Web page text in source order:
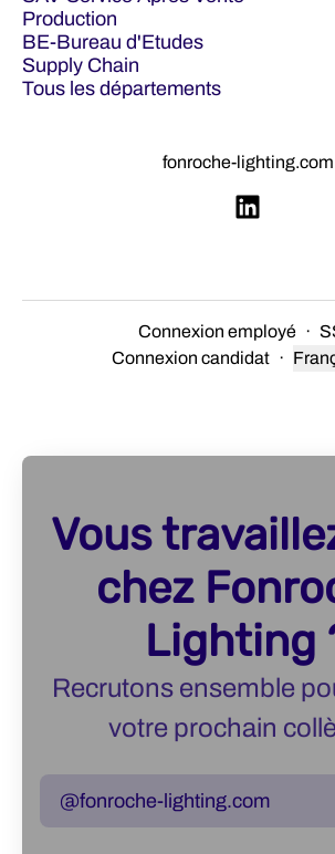
Production
BE-Bureau d'Etudes
Supply Chain
Tous les départements
fonroche-lighting.com
Connexion employé ·
Connexion candidat ·
Vous
chez
Lighting
Recrutons ensemble
votre prochain
@fonroche-lighting.com